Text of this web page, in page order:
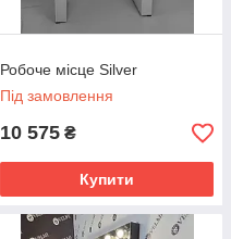
Робоче місце Silver
Під замовлення
10 575 ₴
Купити